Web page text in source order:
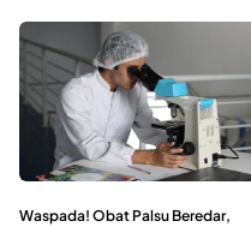
Waspada! Obat Palsu Beredar,